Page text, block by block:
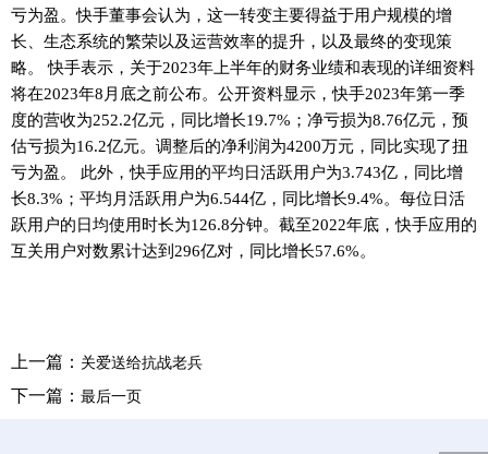
亏为盈。快手董事会认为，这一转变主要得益于用户规模的增
长、生态系统的繁荣以及运营效率的提升，以及最终的变现策
略。 快手表示，关于2023年上半年的财务业绩和表现的详细资料
将在2023年8月底之前公布。公开资料显示，快手2023年第一季
度的营收为252.2亿元，同比增长19.7%；净亏损为8.76亿元，预
估亏损为16.2亿元。调整后的净利润为4200万元，同比实现了扭
亏为盈。 此外，快手应用的平均日活跃用户为3.743亿，同比增
长8.3%；平均月活跃用户为6.544亿，同比增长9.4%。每位日活
跃用户的日均使用时长为126.8分钟。截至2022年底，快手应用的
互关用户对数累计达到296亿对，同比增长57.6%。
上一篇： 关爱送给抗战老兵
下一篇： 最后一页